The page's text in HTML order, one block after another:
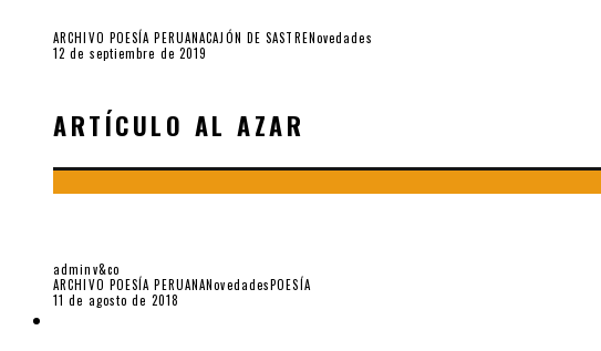
ARCHIVO POESÍA PERUANACAJÓN DE SASTRENovedades
12 de septiembre de 2019
ARTÍCULO AL AZAR
adminv&co
ARCHIVO POESÍA PERUANANovedadesPOESÍA
11 de agosto de 2018